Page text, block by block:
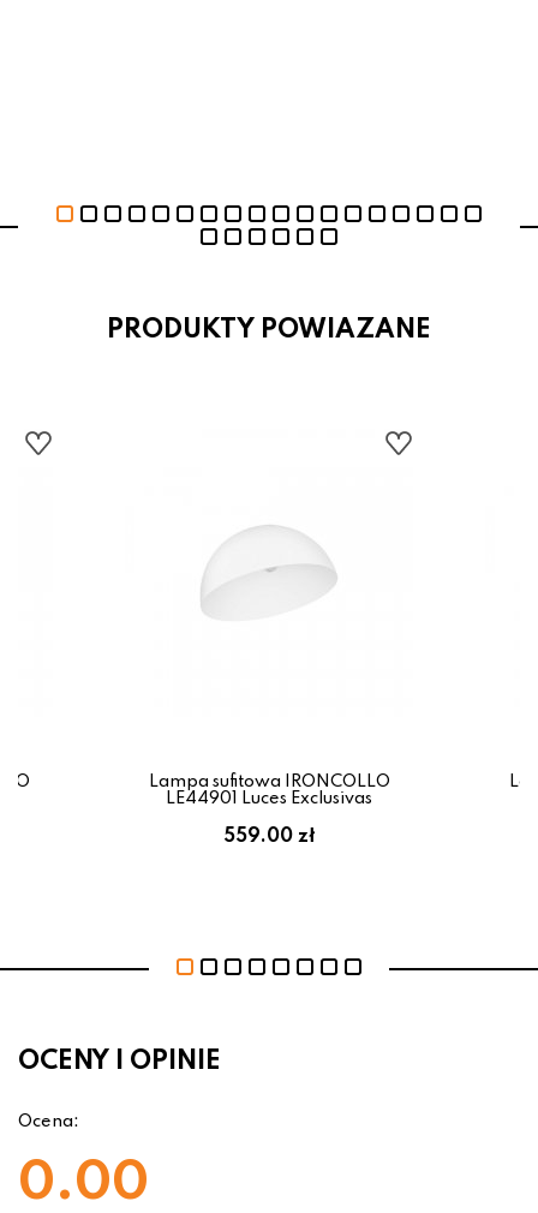
PRODUKTY POWIAZANE
Lampa sufitowa IRONCOLLO
LE44901 Luces Exclusivas
559.00 zł
OCENY I OPINIE
Ocena:
0.00